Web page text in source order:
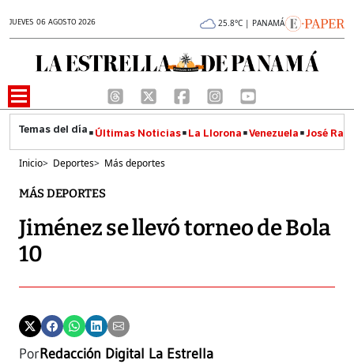
JUEVES 06 AGOSTO 2026 25.8°C | PANAMÁ
Últimas Noticias La Llorona Venezuela José
Inicio> Deportes> Más deportes
MÁS DEPORTES
Jiménez se llevó torneo de Bola
10
PorRedacción Digital La Estrella